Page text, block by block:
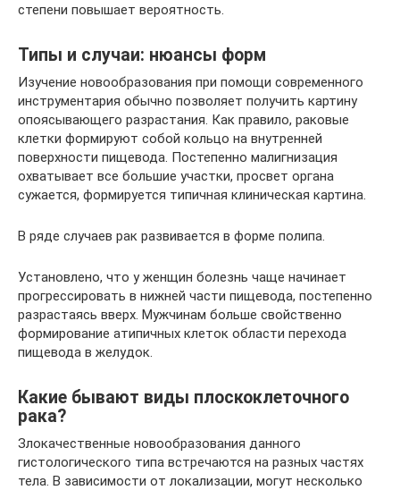
степени повышает вероятность.
Типы и случаи: нюансы форм
Изучение новообразования при помощи современного
инструментария обычно позволяет получить картину
опоясывающего разрастания. Как правило, раковые
клетки формируют собой кольцо на внутренней
поверхности пищевода. Постепенно малигнизация
охватывает все большие участки, просвет органа
сужается, формируется типичная клиническая картина.
В ряде случаев рак развивается в форме полипа.
Установлено, что у женщин болезнь чаще начинает
прогрессировать в нижней части пищевода, постепенно
разрастаясь вверх. Мужчинам больше свойственно
формирование атипичных клеток области перехода
пищевода в желудок.
Какие бывают виды плоскоклеточного
рака?
Злокачественные новообразования данного
гистологического типа встречаются на разных частях
тела. В зависимости от локализации, могут несколько